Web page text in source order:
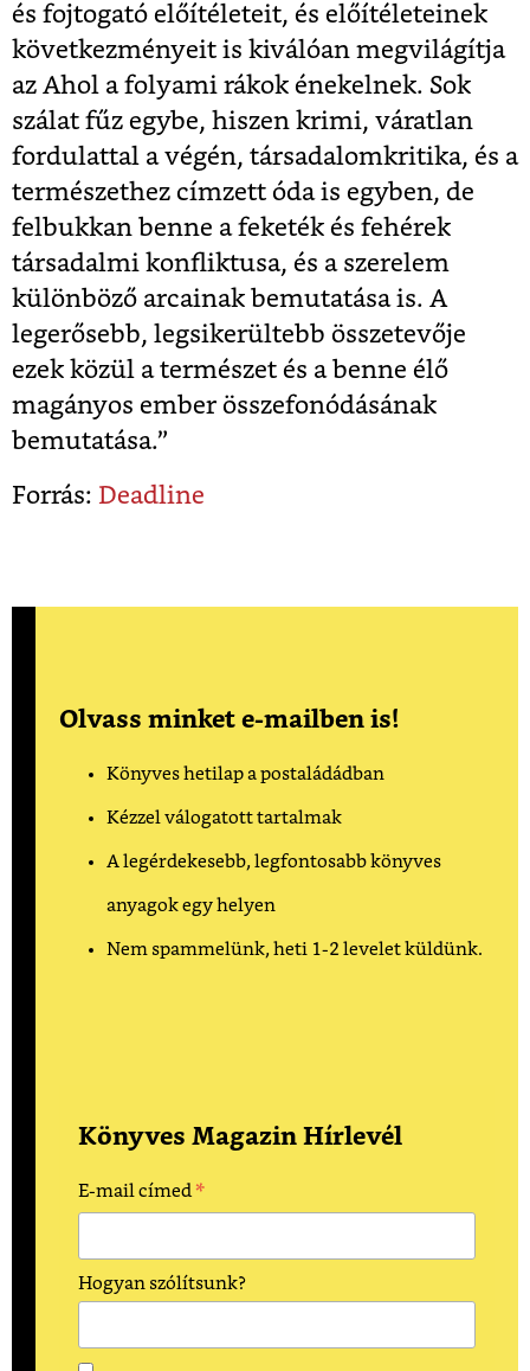
és fojtogató előítéleteit, és előítéleteinek
következményeit is kiválóan megvilágítja
az Ahol a folyami rákok énekelnek. Sok
szálat fűz egybe, hiszen krimi, váratlan
fordulattal a végén, társadalomkritika, és a
természethez címzett óda is egyben, de
felbukkan benne a feketék és fehérek
társadalmi konfliktusa, és a szerelem
különböző arcainak bemutatása is. A
legerősebb, legsikerültebb összetevője
ezek közül a természet és a benne élő
magányos ember összefonódásának
bemutatása.”
Forrás: Deadline
Olvass minket e-mailben is!
Könyves hetilap a postaládádban
Kézzel válogatott tartalmak
A legérdekesebb, legfontosabb könyves
anyagok egy helyen
Nem spammelünk, heti 1-2 levelet küldünk.
Könyves Magazin Hírlevél
E-mail címed *
Hogyan szólítsunk?